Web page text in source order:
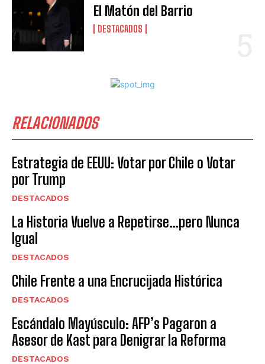
El Matón del Barrio
DESTACADOS
RELACIONADOS
Estrategia de EEUU: Votar por Chile o Votar
por Trump
DESTACADOS
La Historia Vuelve a Repetirse…pero Nunca
Igual
DESTACADOS
Chile Frente a una Encrucijada Histórica
DESTACADOS
Escándalo Mayúsculo: AFP’s Pagaron a
Asesor de Kast para Denigrar la Reforma
DESTACADOS